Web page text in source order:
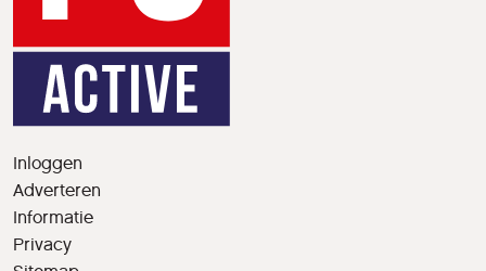
Inloggen
Adverteren
Informatie
Privacy